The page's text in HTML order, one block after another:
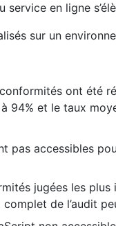
service en ligne
sur un
ont été
94% et le taux
pas accessibles
jugées les
complet de l’audit